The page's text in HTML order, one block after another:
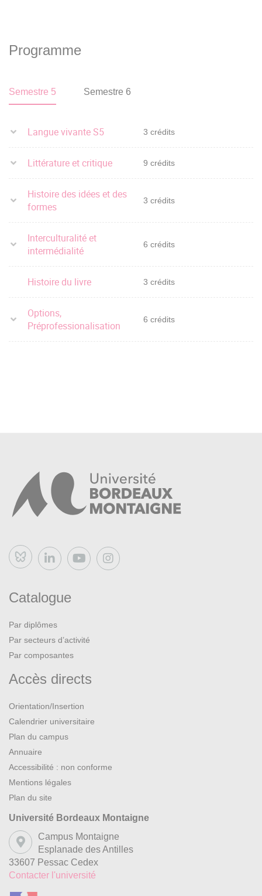
Programme
Semestre 5 Semestre 6
Langue vivante S5 3 crédits
Littérature et critique 9 crédits
Histoire des idées et des
formes
3 crédits
Interculturalité et
intermédialité
6 crédits
Histoire du livre 3 crédits
Options,
Préprofessionalisation
6 crédits
Bluesky
Catalogue
Par diplômes
Par secteurs d’activité
Par composantes
Accès directs
Orientation/Insertion
Calendrier universitaire
Plan du campus
Annuaire
Accessibilité : non conforme
Mentions légales
Plan du site
Université Bordeaux Montaigne
Campus Montaigne
Esplanade des Antilles
33607 Pessac Cedex
Contacter l'université